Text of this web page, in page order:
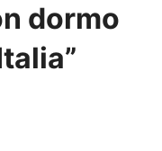
dormo